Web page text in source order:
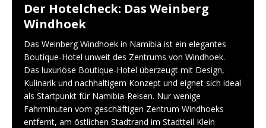
Der Hotelcheck: Das Weinberg
Windhoek
Das Weinberg Windhoek in Namibia ist ein elegantes
Boutique-Hotel unweit des Zentrums von Windhoek.
Das luxuriöse Boutique-Hotel überzeugt mit Design,
Kulinarik und nachhaltigem Konzept und eignet sich ideal
als Startpunkt für Namibia-Reisen. Nur wenige
Fahrminuten vom geschäftigen Zentrum Windhoeks
entfernt, am östlichen Stadtrand im Stadtteil Klein